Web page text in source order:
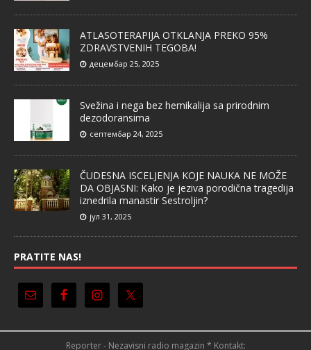
ATLASOTERAPIJA OTKLANJA PREKO 95%
ZDRAVSTVENIH TEGOBA!
децембар 25, 2025
Svežina i nega bez hemikalija sa prirodnim
dezodoransima
септембар 24, 2025
ČUDESNA ISCELJENJA KOJE NAUKA NE MOŽE
DA OBJASNI: Kako je jeziva porodična tragedija
iznedrila manastir Sestroljin?
јул 31, 2025
PRATITE NAS!
Reporter - Nezavisni radio magazin * Kontakt: